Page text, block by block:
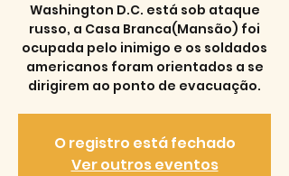
Washington D.C. está sob ataque
russo, a Casa Branca(Mansão) foi
ocupada pelo inimigo e os soldados
americanos foram orientados a se
dirigirem ao ponto de evacuação.
O registro está fechado
Ver outros eventos